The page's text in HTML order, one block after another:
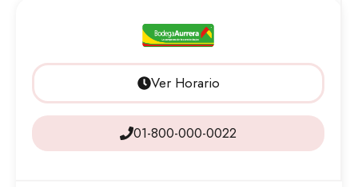
Ver Horario
01-800-000-0022